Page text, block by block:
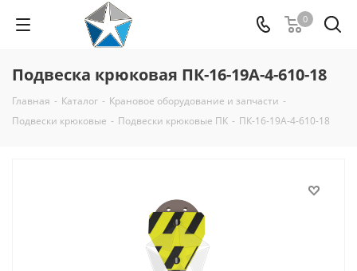
0
Подвеска крюковая ПК-16-19А-4-610-18
Главная - Каталог - Крановое оборудование и запчасти -
Подвески крюковые - Подвески крюковые ПК - ПК-16-19А-4-610-18